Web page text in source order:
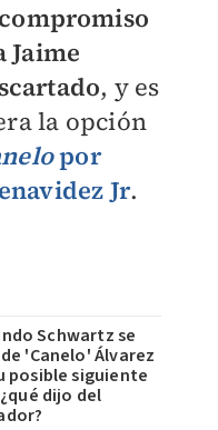
Jaime
, y es
la opción
por
Jr.
Schwartz se
'Canelo' Álvarez
posible siguiente
dijo del